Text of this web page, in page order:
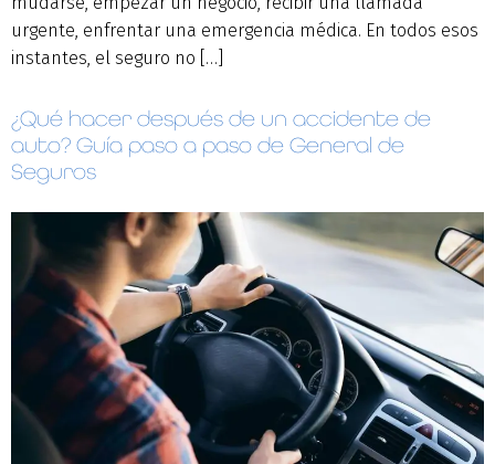
urgente, enfrentar una emergencia médica. En todos esos
instantes, el seguro no […]
¿Qué hacer después de un accidente de
auto? Guía paso a paso de General de
Seguros